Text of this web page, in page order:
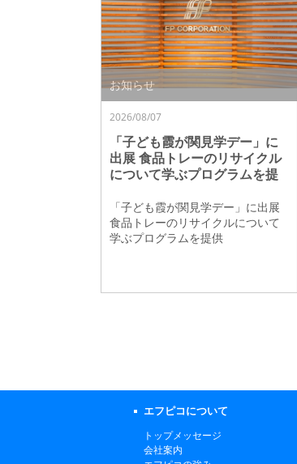
お知らせ
2026/08/07
「子ども霞が関見学デー」に
出展 食品トレーのリサイクル
について学ぶプログラムを提
「子ども霞が関見学デー」に出展
食品トレーのリサイクルについて
学ぶプログラムを提供
エフピコについて
トップメッセージ
会社案内